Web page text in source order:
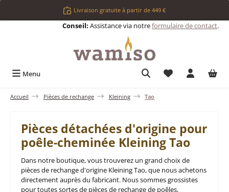
Passer au contenu principalLivraison gratuite à partir de 449 €
Conseil: Assistance via notreformulaire de contact.
Menu Vous avez 0
Accueil Pièces de rechange Kleining Tao
Pièces détachées d'origine pour
poêle-cheminée Kleining Tao
Dans notre boutique, vous trouverez un grand choix de
pièces de rechange d'origine Kleining Tao, que nous achetons
directement auprès du fabricant. Nous sommes grossistes
pour toutes sortes de pièces de rechange de poêles,